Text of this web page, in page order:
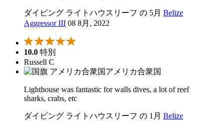
ダイビング ライトハウスリーフ の 5月 Belize
Aggressor III 08 8月, 2022
10.0 特別
Russell C
アメリカ合衆国
Lighthouse was fantastic for walls dives, a lot of reef
sharks, crabs, etc
ダイビング ライトハウスリーフ の 1月 Belize